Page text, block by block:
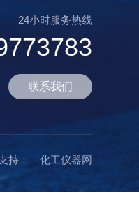
24小时服务热线
联系我们
持： 化工仪器网